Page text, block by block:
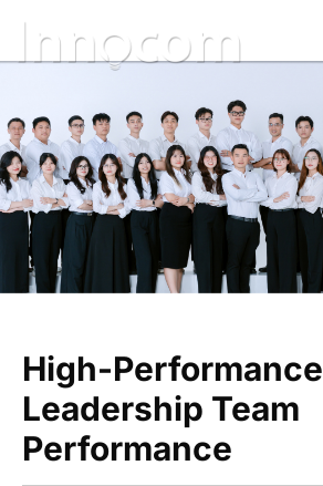
High-Performance
Leadership Team
Performance